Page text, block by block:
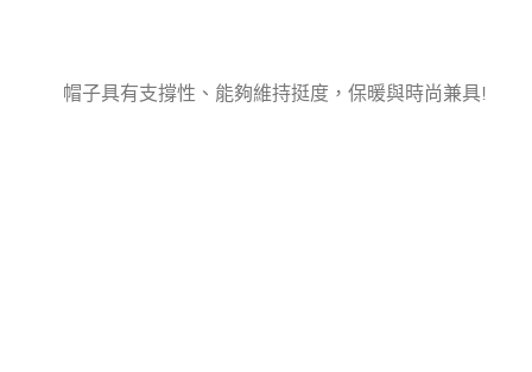
帽子具有支撐性、能夠維持挺度，保暖與時尚兼具!